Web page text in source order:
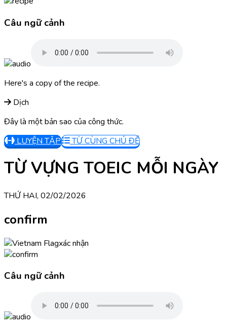
Câu ngữ cảnh
Here's a copy of the recipe.
Dịch
Đây là một bản sao của công thức.
LUYỆN TẬP
TỪ CÙNG CHỦ ĐỀ
TỪ VỰNG TOEIC MỖI NGÀY
THỨ HAI, 02/02/2026
confirm
xác nhận
Câu ngữ cảnh